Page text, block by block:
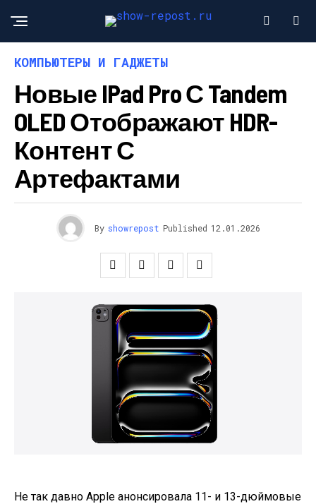
КОМПЬЮТЕРЫ И ГАДЖЕТЫ
Новые IPad Pro С Tandem
OLED Отображают HDR-
Контент С
Артефактами
By showrepost Published 12.01.2026
Не так давно Apple анонсировала 11- и 13-дюймовые